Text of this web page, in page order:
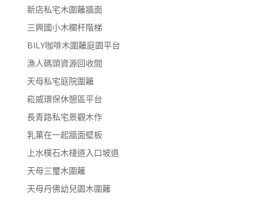
新店私宅木圍籬牆面
三興國小木欄杆階梯
BILY咖啡木圍籬庭園平台
漁人碼頭資源回收間
天母私宅庭院圍籬
崧威環保休憩區平台
長青路私宅景觀木作
乳菓在一起牆面壁板
上水樸石木棧道入口坡道
天母三璽木圍籬
天母丹佛幼兒園木圍籬